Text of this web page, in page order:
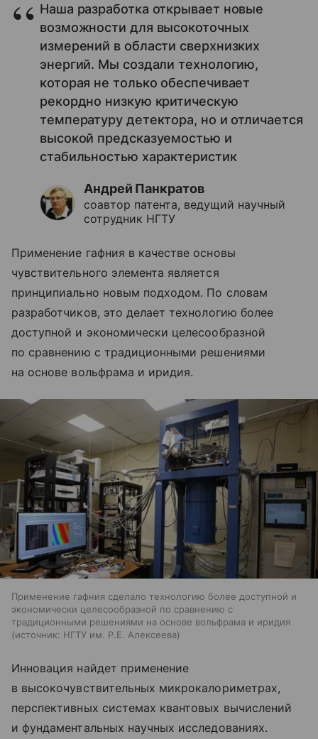
Наша разработка открывает новые
возможности для высокоточных
измерений в области сверхнизких
энергий. Мы создали технологию,
которая не только обеспечивает
рекордно низкую критическую
температуру детектора, но и отличается
высокой предсказуемостью и
стабильностью характеристик
Андрей Панкратов
соавтор патента, ведущий научный
сотрудник НГТУ
Применение гафния в качестве основы
чувствительного элемента является
принципиально новым подходом. По словам
разработчиков, это делает технологию более
доступной и экономически целесообразной
по сравнению с традиционными решениями
на основе вольфрама и иридия.
Применение гафния сделало технологию более доступной и
экономически целесообразной по сравнению с
традиционными решениями на основе вольфрама и иридия
источник: НГТУ им. Р.Е. Алексеева
Инновация найдет применение
в высокочувствительных микрокалориметрах,
перспективных системах квантовых вычислений
и фундаментальных научных исследованиях.